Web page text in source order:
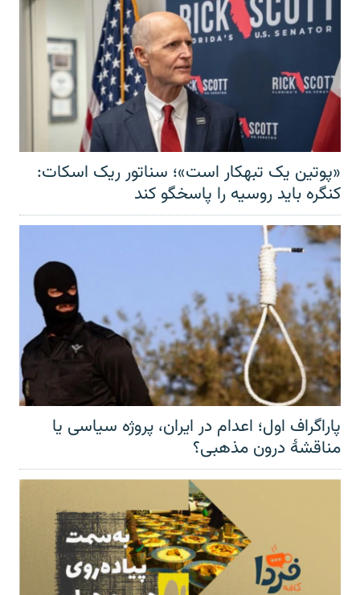
«پوتین یک تبهکار است»؛ سناتور ریک اسکات:
کنگره باید روسیه را پاسخگو کند
پاراگراف اول؛ اعدام در ایران، پروژه سیاسی یا
مناقشهٔ درون مذهبی؟